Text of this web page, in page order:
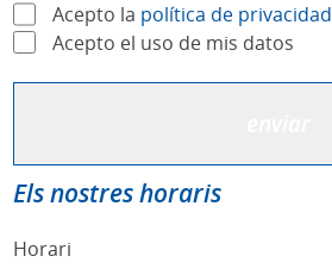
Acepto la política de privacidad
Acepto el uso de mis datos
Els nostres horaris
Horari